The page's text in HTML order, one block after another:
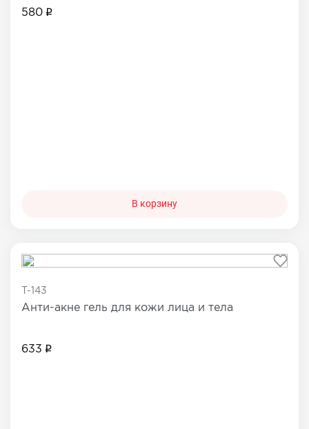
580
В корзину
T-143
Анти-акне гель для кожи лица и тела
633